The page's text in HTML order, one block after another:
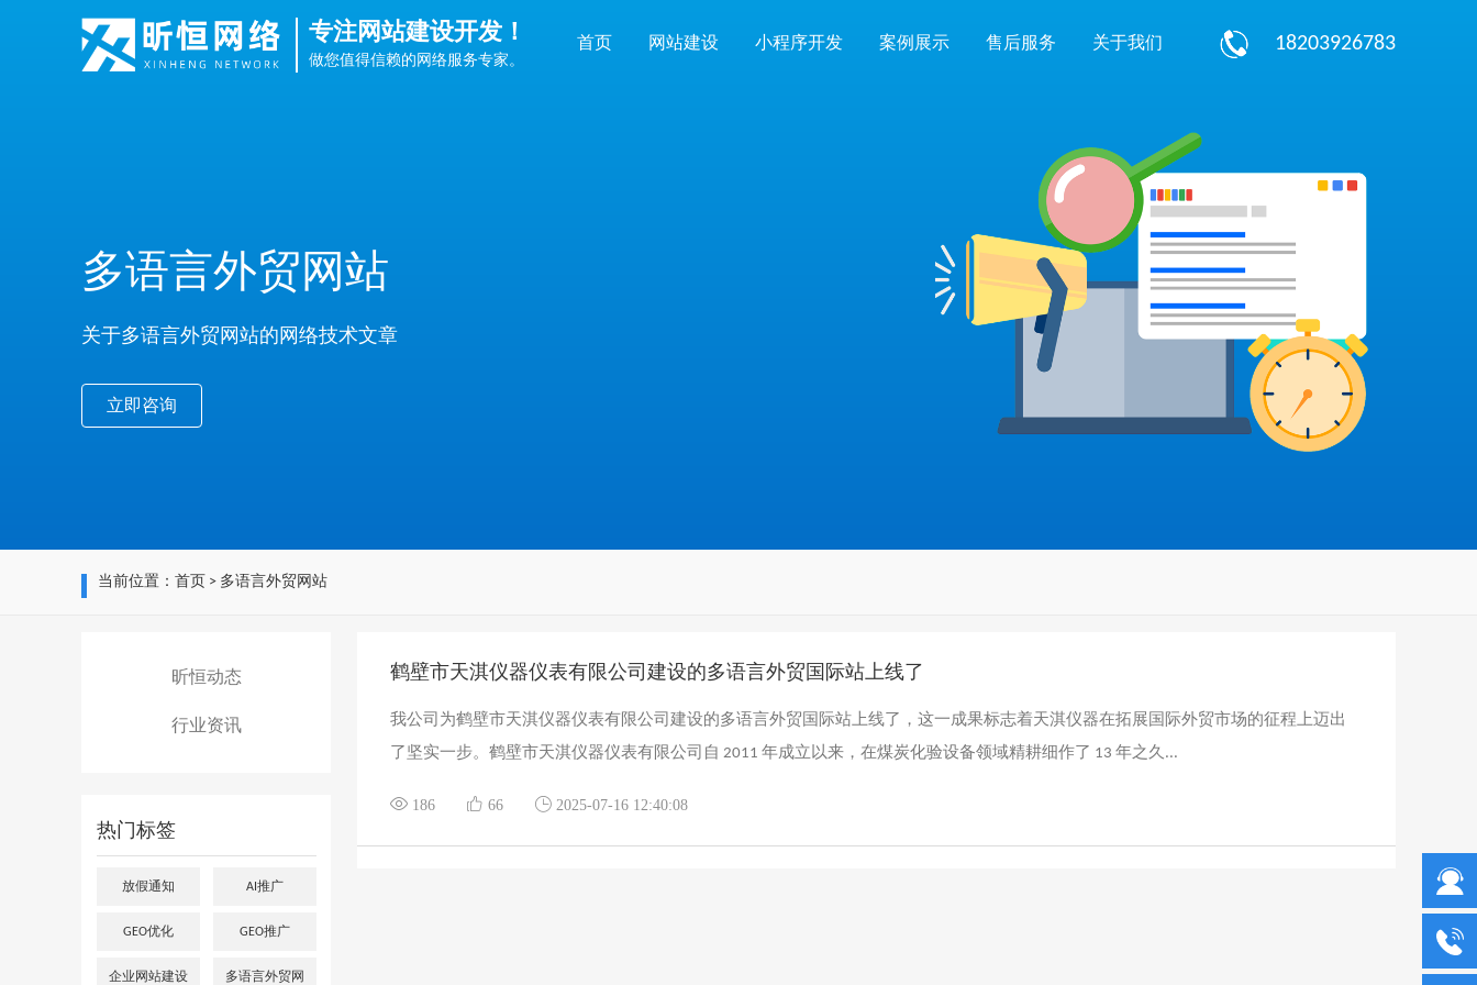
专注网站建设开发！
做您值得信赖的网络服务专家。
首页 网站建设 小程序开发 案例展示 售后服务 关于我们 18203926783
多语言外贸网站
关于多语言外贸网站的网络技术文章
立即咨询
当前位置： 首页 > 多语言外贸网站
昕恒动态
行业资讯
热门标签
放假通知 AI推广
GEO优化 GEO推广
企业网站建设 多语言外贸网
鹤壁市天淇仪器仪表有限公司建设的多语言外贸国际站上线了
我公司为鹤壁市天淇仪器仪表有限公司建设的多语言外贸国际站上线了，这一成果标志着天淇仪器在拓展国际外贸市场的征程上迈出
了坚实一步。鹤壁市天淇仪器仪表有限公司自 2011 年成立以来，在煤炭化验设备领域精耕细作了 13 年之久...
186 66 2025-07-16 12:40:08